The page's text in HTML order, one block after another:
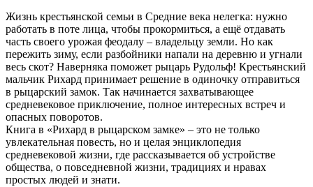
Жизнь крестьянской семьи в Средние века нелегка: нужно
работать в поте лица, чтобы прокормиться, а ещё отдавать
часть своего урожая феодалу – владельцу земли. Но как
пережить зиму, если разбойники напали на деревню и угнали
весь скот? Наверняка поможет рыцарь Рудольф! Крестьянский
мальчик Рихард принимает решение в одиночку отправиться
в рыцарский замок. Так начинается захватывающее
средневековое приключение, полное интересных встреч и
опасных поворотов.
Книга в «Рихард в рыцарском замке» – это не только
увлекательная повесть, но и целая энциклопедия
средневековой жизни, где рассказывается об устройстве
общества, о повседневной жизни, традициях и нравах
простых людей и знати.